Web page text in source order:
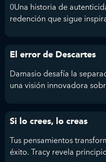
0Una historia de
redención que sigue
El error de Descartes
Damasio desafía la
una visión innovadora
Si lo crees, lo creas
Tus pensamientos
éxito. Tracy revela